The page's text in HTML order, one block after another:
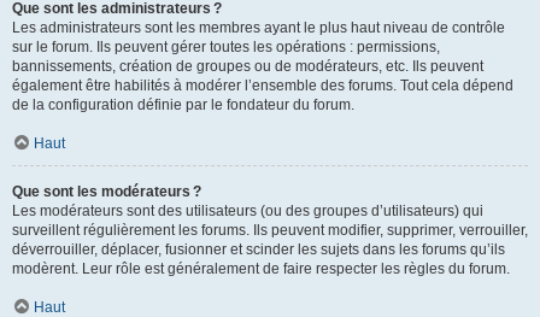
Que sont les administrateurs ?
Les administrateurs sont les membres ayant le plus haut niveau de contrôle
sur le forum. Ils peuvent gérer toutes les opérations : permissions,
bannissements, création de groupes ou de modérateurs, etc. Ils peuvent
également être habilités à modérer l’ensemble des forums. Tout cela dépend
de la configuration définie par le fondateur du forum.
Haut
Que sont les modérateurs ?
Les modérateurs sont des utilisateurs (ou des groupes d’utilisateurs) qui
surveillent régulièrement les forums. Ils peuvent modifier, supprimer, verrouiller,
déverrouiller, déplacer, fusionner et scinder les sujets dans les forums qu’ils
modèrent. Leur rôle est généralement de faire respecter les règles du forum.
Haut